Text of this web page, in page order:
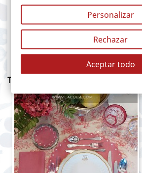
Descripción Detalles del
Servilleta en 60% lino 20% viscosa
dobles hechas a mano. Tamaño
cm.
TAMBIÉN PODRÍA INTERESARLE
Personalizar
Rechazar
Aceptar todo